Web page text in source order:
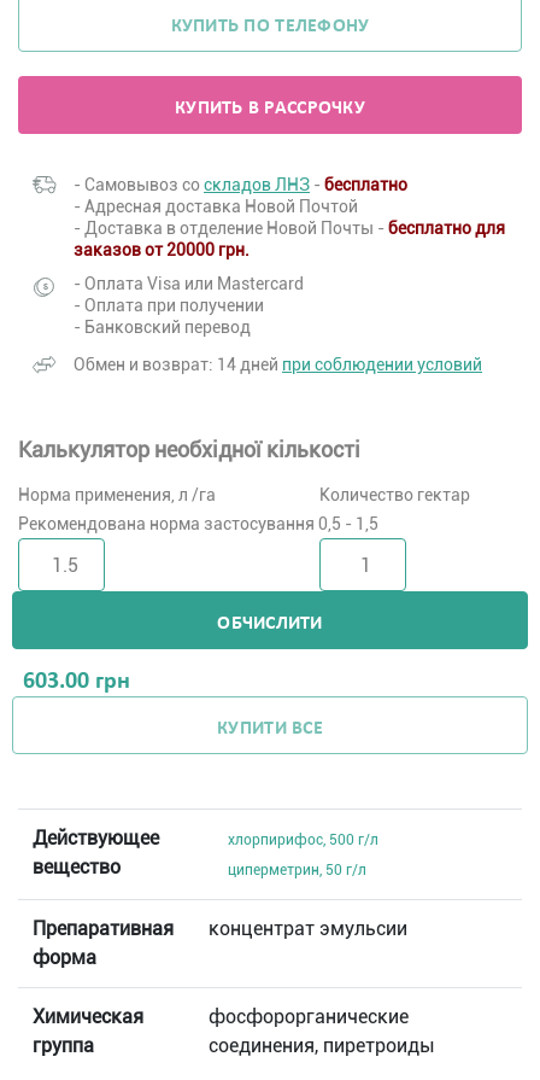
КУПИТЬ ПО ТЕЛЕФОНУ
КУПИТЬ В РАССРОЧКУ
- Самовывоз соскладов ЛНЗ - бесплатно
- Адресная доставка Новой Почтой
- Доставка в отделение Новой Почты - бесплатно для
заказов от 20000 грн.
- Оплата Visa или Mastercard
- Оплата при получении
- Банковский перевод
Обмен и возврат: 14 дней при соблюдении условий
Калькулятор необхідної кількості
Норма применения, л /га
Количество гектар
Рекомендована норма застосування 0,5 - 1,5
ОБЧИСЛИТИ
603.00 грн
КУПИТИ ВСЕ
Действующее
вещество
хлорпирифос, 500 г/л
циперметрин, 50 г/л
Препаративная
форма
концентрат эмульсии
Химическая
группа
фосфорорганические
соединения, пиретроиды